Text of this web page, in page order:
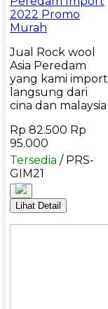
2022 Promo
Murah
Jual Rock wool
Asia Peredam
yang kami import
langsung dari
cina dan malaysia
Rp 82.500 Rp
95.000
Tersedia / PRS-
GIM21
Lihat Detail